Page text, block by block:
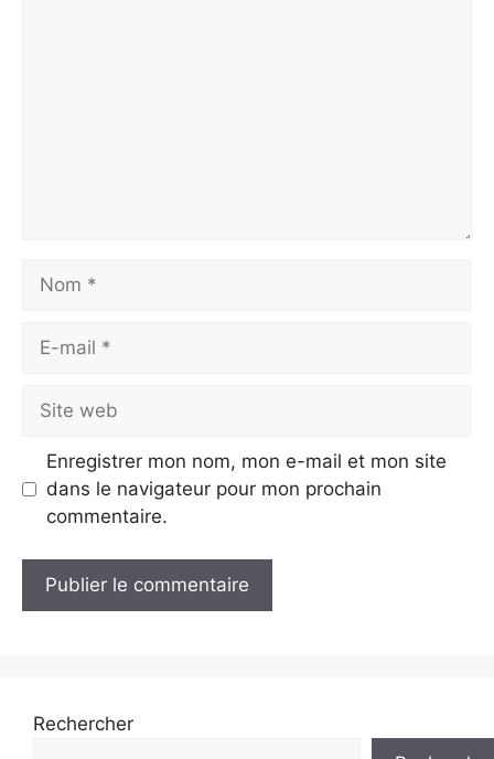
Nom
Site
web
Enregistrer mon nom, mon e-mail et mon site
dans le navigateur pour mon prochain
commentaire.
Rechercher